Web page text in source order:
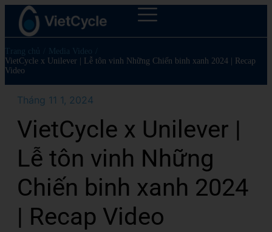
Trang chủ Media Video
VietCycle x Unilever | Lễ tôn vinh Những Chiến binh xanh 2024 | Recap
Video
Tháng 11 1, 2024
VietCycle x Unilever |
Lễ tôn vinh Những
Chiến binh xanh 2024
| Recap Video